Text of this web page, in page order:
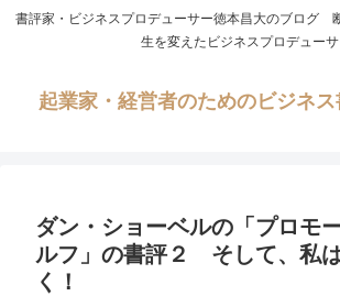
書評家・ビジネスプロデューサー徳本昌大のブログ
生を変えたビジネスプロデュー
起業家・経営者のためのビジネス
ダン・ショーベルの「プロモ
ルフ」の書評２ そして、私
く！